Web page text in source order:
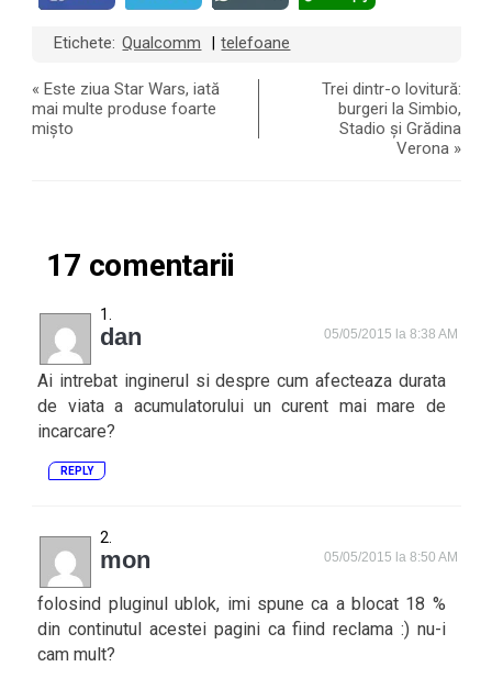
Etichete: Qualcomm telefoane
«Este ziua Star Wars, iată
mai multe produse foarte
mișto
Trei dintr-o lovitură:
burgeri la Simbio,
Stadio și Grădina
Verona »
17 comentarii
dan 05/05/2015 la 8:38 AM
Ai intrebat inginerul si despre cum afecteaza durata
de viata a acumulatorului un curent mai mare de
incarcare?
REPLY
mon 05/05/2015 la 8:50 AM
folosind pluginul ublok, imi spune ca a blocat 18 %
din continutul acestei pagini ca fiind reclama :) nu-i
cam mult?